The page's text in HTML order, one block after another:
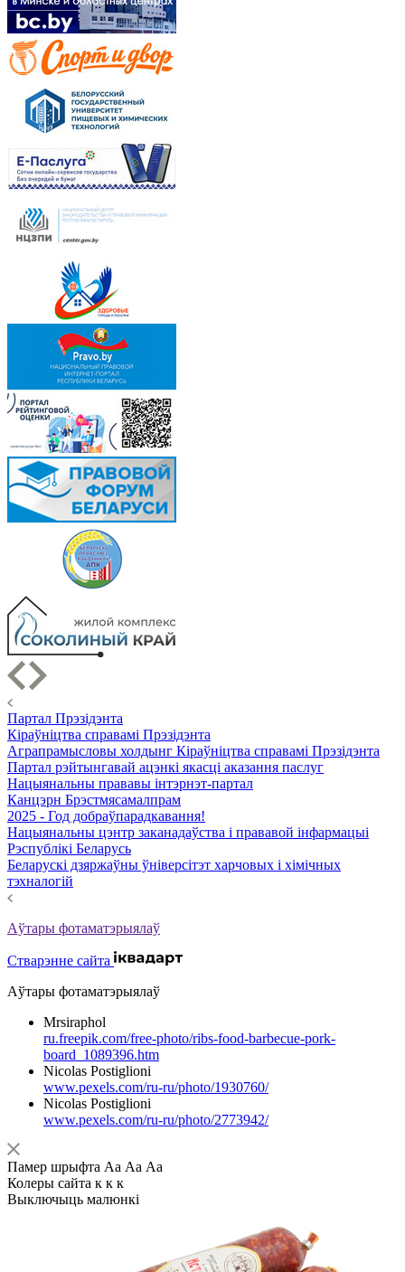
Партал Прэзідэнта
Кіраўніцтва справамі Прэзідэнта
Аграпрамысловы холдынг Кіраўніцтва справамі Прэзідэнта
Партал рэйтынгавай ацэнкі якасці аказання паслуг
Нацыянальны прававы інтэрнэт-партал
Канцэрн Брэстмясамалпрам
2025 - Год добраўпарадкавання!
Нацыянальны цэнтр заканадаўства і прававой інфармацыі
Рэспублікі Беларусь
Беларускі дзяржаўны ўніверсітэт харчовых і хімічных
тэхналогій
Аўтары фотаматэрыялаў
Стварэнне сайта
Аўтары фотаматэрыялаў
Mrsiraphol
ru.freepik.com/free-photo/ribs-food-barbecue-pork-
board_1089396.htm
Nicolas Postiglioni
www.pexels.com/ru-ru/photo/1930760/
Nicolas Postiglioni
www.pexels.com/ru-ru/photo/2773942/
Памер шрыфта Аа Аа Аа
Колеры сайта к к к
Выключыць малюнкі